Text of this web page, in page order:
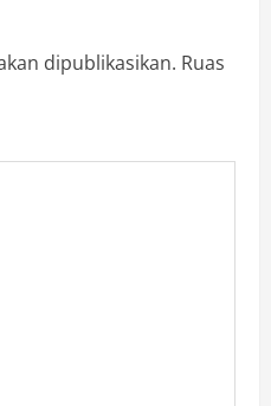
dipublikasikan. Ruas